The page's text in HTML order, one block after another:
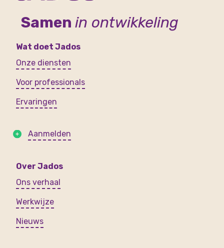
Samen in ontwikkeling
Wat doet Jados
Onze diensten
Voor professionals
Ervaringen
Aanmelden
Over Jados
Ons verhaal
Werkwijze
Nieuws